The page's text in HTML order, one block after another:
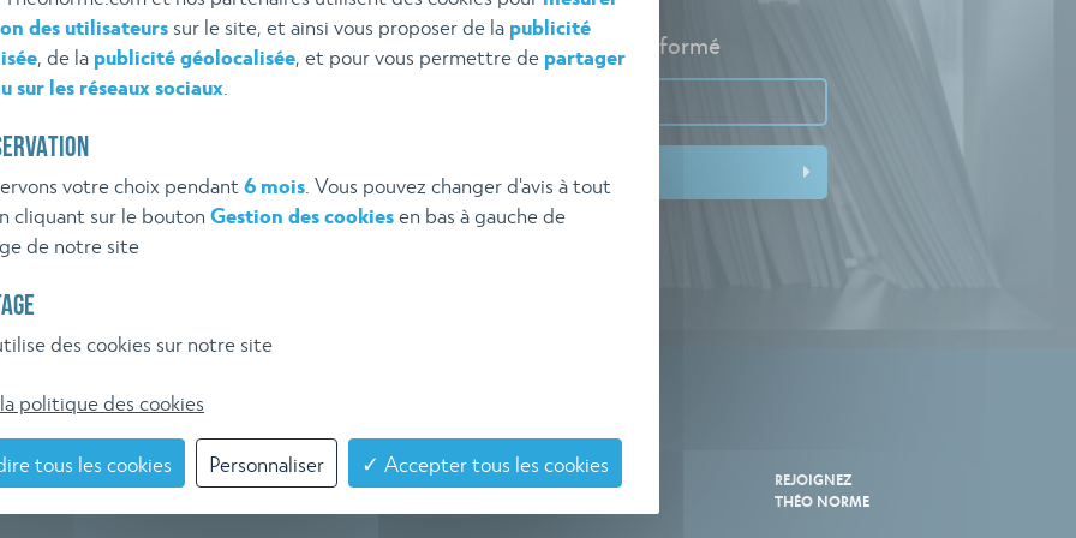
VEILLE
NORME
Inscrivez-vous à l'alerte pour rester informé
POSEZ GRATUITEMENT VOTRE
REJOIGNEZ
THÉO NORME
des utilisateurs sur le site, et ainsi vous proposer de la publicité
, de la publicité géolocalisée , et pour vous permettre de partager
sur les réseaux sociaux
votre choix pendant 6 mois . Vous pouvez changer d'avis à tout
cliquant sur le bouton Gestion des cookiesen bas à gauche de
de notre site
des cookies sur notre site
politique des cookies
tous les cookies Personnaliser ✓ Accepter tous les cookies